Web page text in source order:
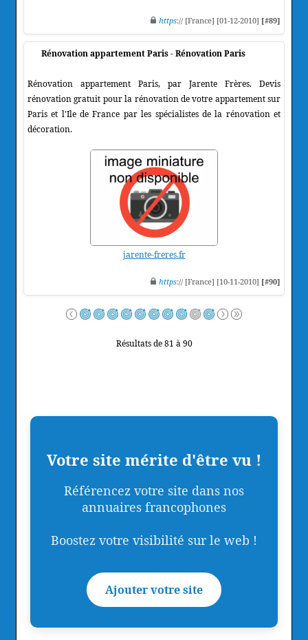
https:// [France] [01-12-2010] [#89]
Rénovation appartement Paris - Rénovation Paris
Rénovation appartement Paris, par Jarente Frères. Devis
rénovation gratuit pour la rénovation de votre appartement sur
Paris et l'Ile de France par les spécialistes de la rénovation et
décoration.
jarente-freres.fr
https:// [France] [10-11-2010] [#90]
Résultats de 81 à 90
Votre site mérite d'être vu !
Référencez votre site dans nos
annuaires francophones
Boostez votre visibilité sur le web !
Ajouter votre site